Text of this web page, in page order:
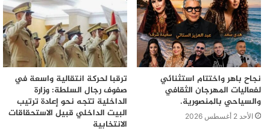
نجاح باهر واختتام استثنائي
لفعاليات المهرجان الثقافي
والسياحي بالمنصورية.
الأحد 2 أغسطس 2026
ترقبا لحركة انتقالية واسعة في
صفوف رجال السلطة: وزارة
الداخلية تتجه نحو إعادة ترتيب
البيت الداخلي قبيل الاستحقاقات
الانتخابية